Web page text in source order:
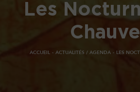
Les
ACCUEIL ACTUALITÉS / AGENDA LES